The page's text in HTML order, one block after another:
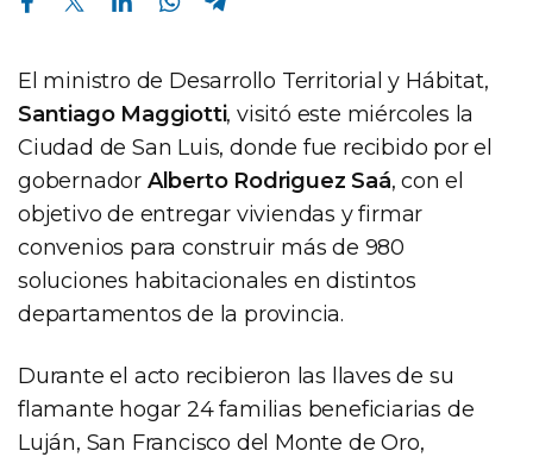
El ministro de Desarrollo Territorial y Hábitat,
Santiago Maggiotti, visitó este miércoles la
Ciudad de San Luis, donde fue recibido por el
gobernador Alberto Rodriguez Saá, con el
objetivo de entregar viviendas y firmar
convenios para construir más de 980
soluciones habitacionales en distintos
departamentos de la provincia.
Durante el acto recibieron las llaves de su
flamante hogar 24 familias beneficiarias de
Luján, San Francisco del Monte de Oro,